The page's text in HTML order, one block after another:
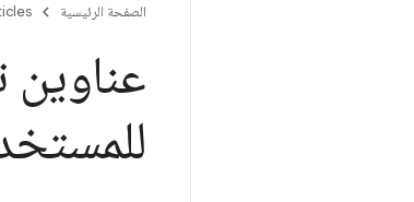
الصفحة الرئيسية
عناوين